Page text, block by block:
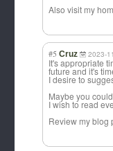
Also visit my
#5 Cruz 2023-
It's appropriate
future and it's
I desire to
Maybe you
I wish to read
Review my blog